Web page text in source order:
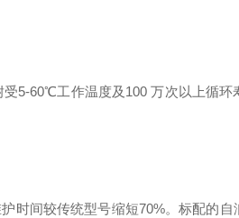
5-60℃工作温度及100 万次以上循环
时间较传统型号缩短70%。标配的自